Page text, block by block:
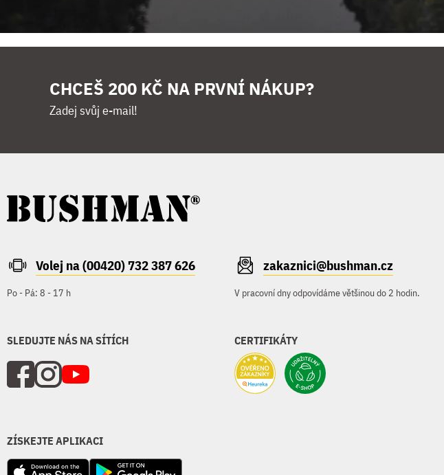
CHCEŠ 200 KČ NA PRVNÍ NÁKUP?
Zadej svůj e-mail!
Volej na (00420) 732 387 626
Po - Pá: 8 - 17 h
zakaznici@bushman.cz
V pracovní dny odpovídáme většinou do 2 hodin.
SLEDUJTE NÁS NA SÍTÍCH CERTIFIKÁTY
ZÍSKEJTE APLIKACI